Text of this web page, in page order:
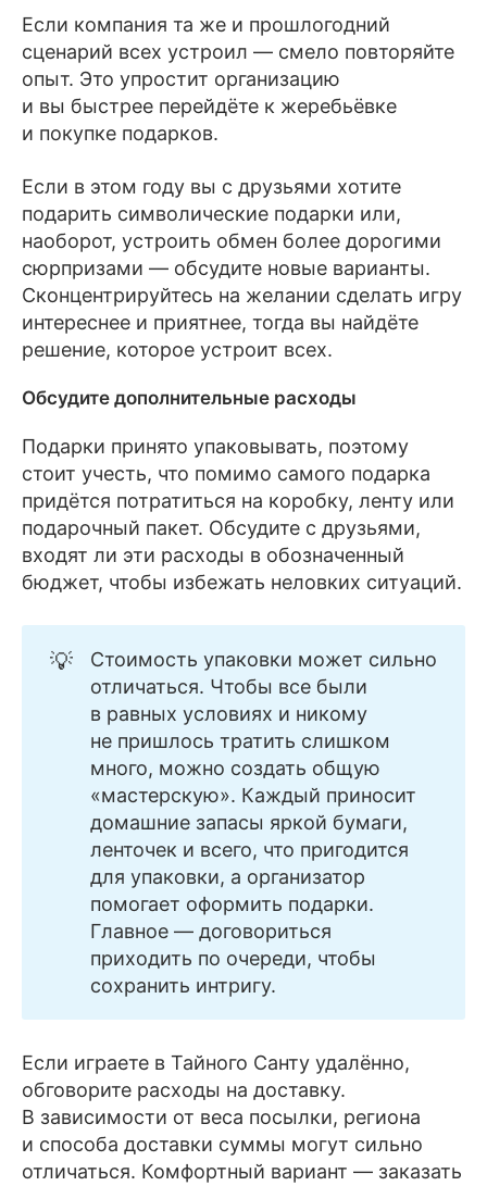
Если компания та же и прошлогодний
сценарий всех устроил — смело повторяйте
опыт. Это упростит организацию
и вы быстрее перейдёте к жеребьёвке
и покупке подарков.
Если в этом году вы с друзьями хотите
подарить символические подарки или,
наоборот, устроить обмен более дорогими
сюрпризами — обсудите новые варианты.
Сконцентрируйтесь на желании сделать игру
интереснее и приятнее, тогда вы найдёте
решение, которое устроит всех.
Обсудите дополнительные расходы
Подарки принято упаковывать, поэтому
стоит учесть, что помимо самого подарка
придётся потратиться на коробку, ленту или
подарочный пакет. Обсудите с друзьями,
входят ли эти расходы в обозначенный
бюджет, чтобы избежать неловких ситуаций.
💡
Стоимость упаковки может сильно
отличаться. Чтобы все были
в равных условиях и никому
не пришлось тратить слишком
много, можно создать общую
«мастерскую». Каждый приносит
домашние запасы яркой бумаги,
ленточек и всего, что пригодится
для упаковки, а организатор
помогает оформить подарки.
Главное — договориться
приходить по очереди, чтобы
сохранить интригу.
Если играете в Тайного Санту удалённо,
обговорите расходы на доставку.
В зависимости от веса посылки, региона
и способа доставки суммы могут сильно
отличаться. Комфортный вариант — заказать